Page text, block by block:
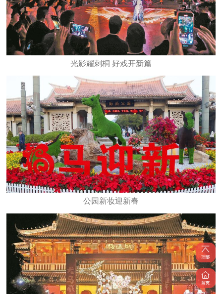
光影耀刺桐 好戏开新篇
公园新妆迎新春